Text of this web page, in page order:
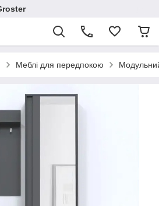
Меблі для передпокою